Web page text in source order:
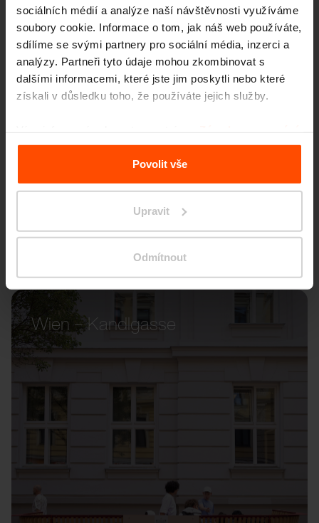
sociálních médií a analýze naší návštěvnosti využíváme
soubory cookie. Informace o tom, jak náš web používáte,
sdílíme se svými partnery pro sociální média, inzerci a
analýzy. Partneři tyto údaje mohou zkombinovat s
dalšími informacemi, které jste jim poskytli nebo které
získali v důsledku toho, že používáte jejich služby.
osobních údajů.
Povolit vše
Upravit
Odmítnout
Wien – Kandlgasse